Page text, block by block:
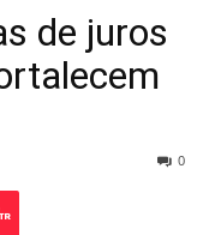
de juros
0